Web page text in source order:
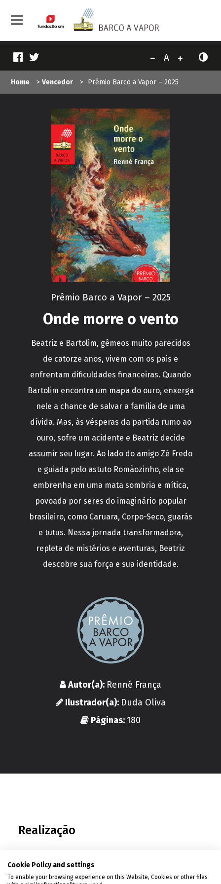
A
Home > Vencedor > Prêmio Barco a Vapor – 2025
Prêmio Barco a Vapor – 2025
Onde morre o vento
Beatriz e Bartolim, gêmeos muito parecidos
de catorze anos, vivem com os pais e
enfrentam dificuldades financeiras. Quando
Bartolim encontra um mapa do ouro, enxerga
nele a chance de salvar a família de uma
dívida. Mas, às vésperas da partida rumo ao
ouro, sofre um acidente e Beatriz decide
assumir seu lugar. Ao lado do amigo Zé Fredo
e guiada pelo astuto Romãozinho, ela se
embrenha em uma mata sombria e mítica,
povoada por seres do imaginário popular
brasileiro, como Caruara, Corpo-Seco, guarás
e tutus. Nessa jornada transformadora,
repleta de mistérios e aventuras, Beatriz
descobre sua força e sua identidade.
Autor(a): Renné França
Ilustrador(a): Duda Oliva
Páginas:180
Realização
Condições de uso|Política de
Cookie Policy and settings
To enable your browsing experience on this Website, Cookies or other files